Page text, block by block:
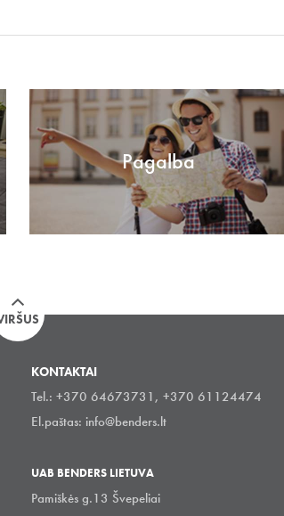
Pagalba
KONTAKTAI
Tel.: +370 64673731, +370 61124474
El.paštas: info@benders.lt
UAB BENDERS LIETUVA
Pamiškės g.13 Švepeliai